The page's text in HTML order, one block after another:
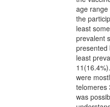
age
the
least
prevalent
presented
least
were
telomeres
was